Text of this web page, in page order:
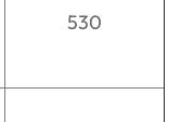
530